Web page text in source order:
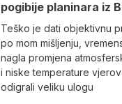
pogibije planinara iz
Teško je dati objektivnu
po mom mišljenju,
nagla promjena
i niske temperature
odigrali veliku ulogu